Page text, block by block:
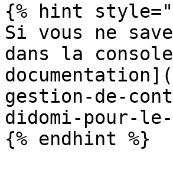
{% hint
Si vous ne
dans la
gestion-de-
didomi-pour-
{% endhint %}